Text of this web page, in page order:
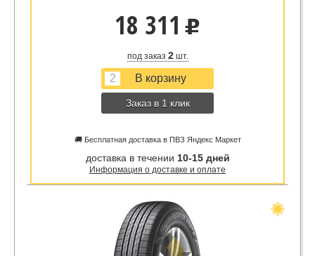
18 311 u
под заказ 2шт.
Заказ в 1 клик
🚚 Бесплатная доставка в ПВЗ Яндекс Маркет
доставка в течении 10-15 дней
Информация о доставке и оплате